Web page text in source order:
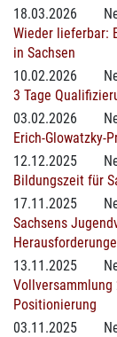
18.03.2026
Wieder lieferbar:
in Sachsen
10.02.2026
3 Tage
03.02.2026
Erich-Glowatzky-
12.12.2025
Bildungszeit für
17.11.2025
Sachsens
13.11.2025
Vollversammlung
Positionierung
03.11.2025